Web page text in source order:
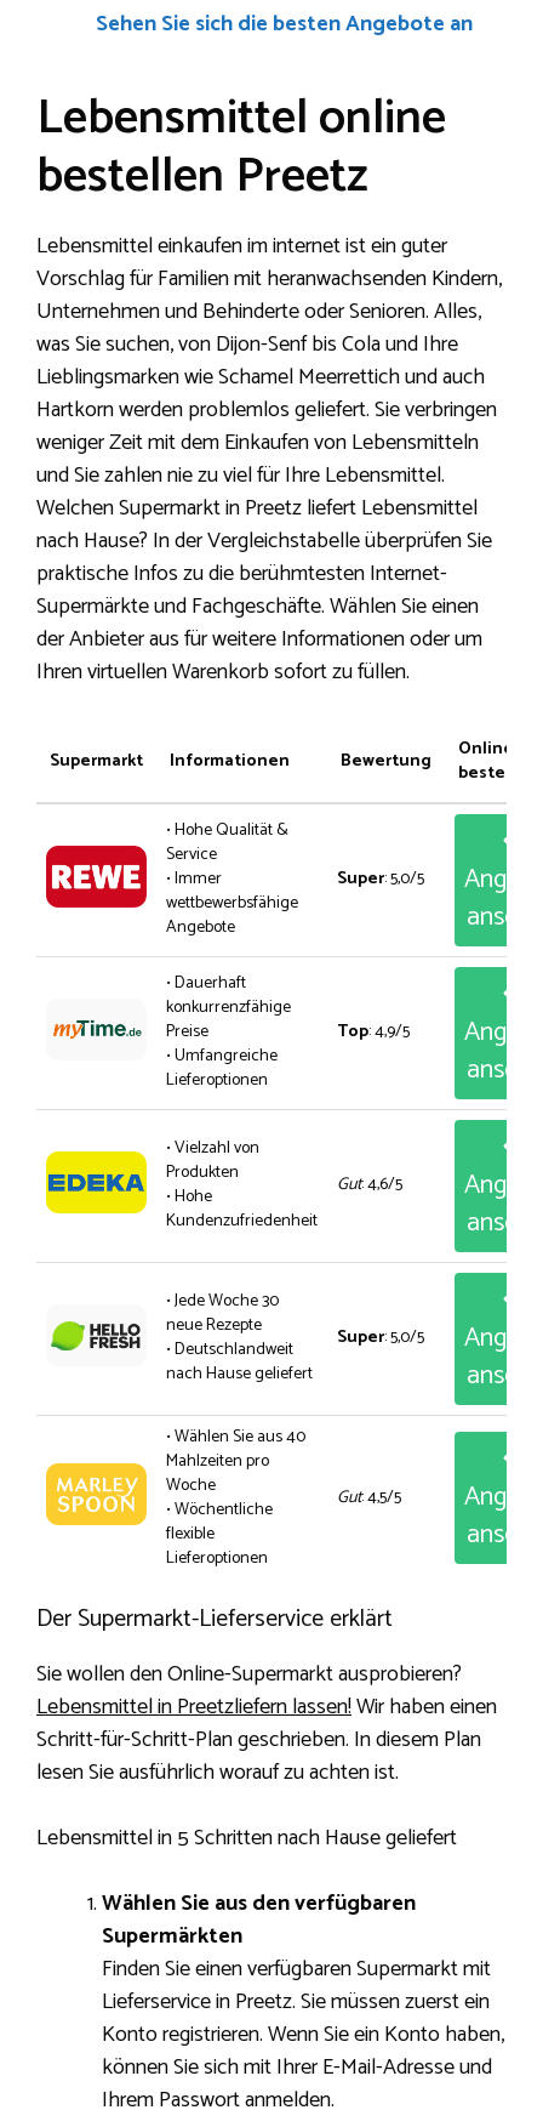
Sehen Sie sich die besten Angebote an
Lebensmittel online
bestellen Preetz
Lebensmittel einkaufen im internet ist ein guter
Vorschlag für Familien mit heranwachsenden Kindern,
Unternehmen und Behinderte oder Senioren. Alles,
was Sie suchen, von Dijon-Senf bis Cola und Ihre
Lieblingsmarken wie Schamel Meerrettich und auch
Hartkorn werden problemlos geliefert. Sie verbringen
weniger Zeit mit dem Einkaufen von Lebensmitteln
und Sie zahlen nie zu viel für Ihre Lebensmittel.
Welchen Supermarkt in Preetz liefert Lebensmittel
nach Hause? In der Vergleichstabelle überprüfen Sie
praktische Infos zu die berühmtesten Internet-
Supermärkte und Fachgeschäfte. Wählen Sie einen
der Anbieter aus für weitere Informationen oder um
Ihren virtuellen Warenkorb sofort zu füllen.
Supermarkt Informationen Bewertung
Online
bestellen
• Hohe Qualität &
Service
• Immer
wettbewerbsfähige
Angebote
Super: 5,0/5
• Dauerhaft
konkurrenzfähige
Preise
• Umfangreiche
Lieferoptionen
Top: 4,9/5
• Vielzahl von
Produkten
• Hohe
Kundenzufriedenheit
Gut: 4,6/5
• Jede Woche 30
neue Rezepte
• Deutschlandweit
nach Hause geliefert
Super: 5,0/5
• Wählen Sie aus 40
Mahlzeiten pro
Woche
• Wöchentliche
flexible
Lieferoptionen
Gut: 4,5/5
Der Supermarkt-Lieferservice erklärt
Sie wollen den Online-Supermarkt ausprobieren?
Lebensmittel in Preetzliefern lassen!Wir haben einen
Schritt-für-Schritt-Plan geschrieben. In diesem Plan
lesen Sie ausführlich worauf zu achten ist.
Lebensmittel in 5 Schritten nach Hause geliefert
Wählen Sie aus den verfügbaren
Supermärkten
Finden Sie einen verfügbaren Supermarkt mit
Lieferservice in Preetz. Sie müssen zuerst ein
Konto registrieren. Wenn Sie ein Konto haben,
können Sie sich mit Ihrer E-Mail-Adresse und
Ihrem Passwort anmelden.